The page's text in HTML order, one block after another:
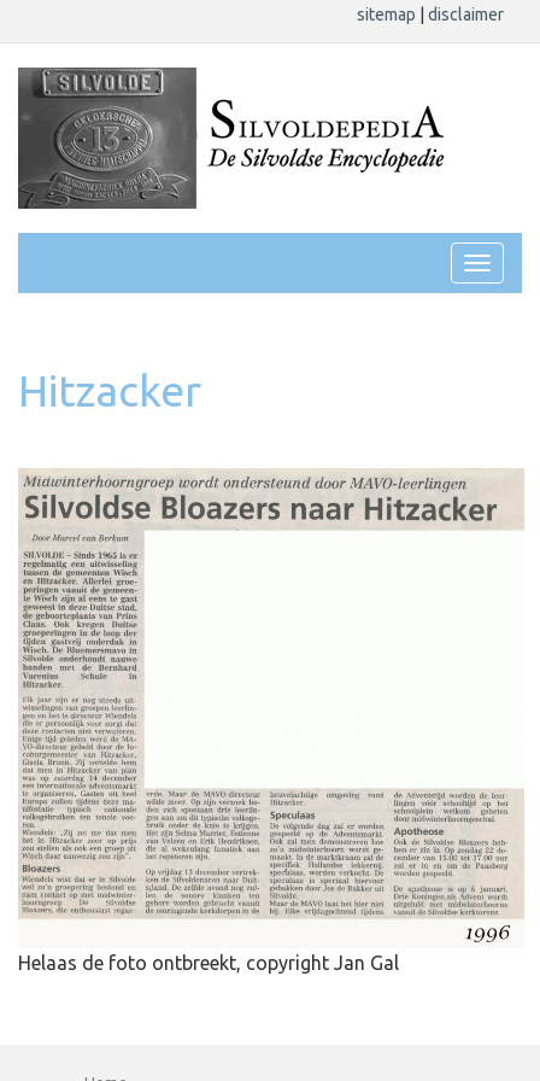
sitemap disclaimer
Hitzacker
Helaas de foto ontbreekt, copyright Jan Gal